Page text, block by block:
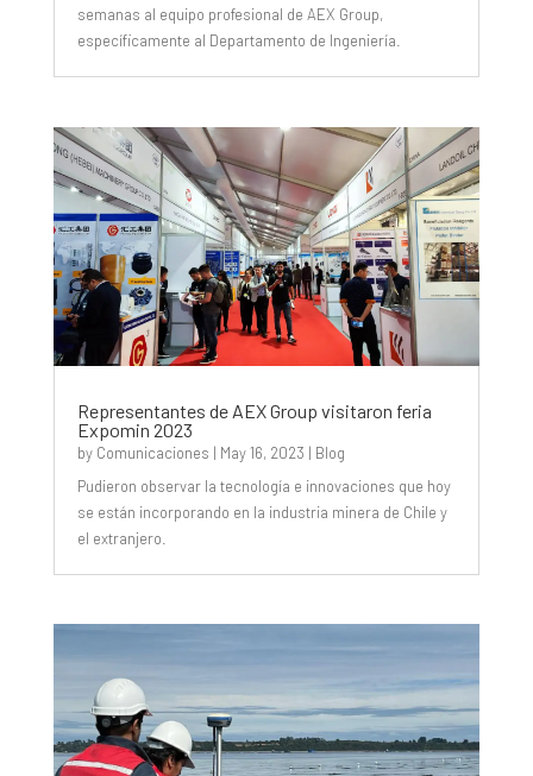
semanas al equipo profesional de AEX Group,
específicamente al Departamento de Ingeniería.
Representantes de AEX Group visitaron feria
Expomin 2023
by Comunicaciones | May 16, 2023 | Blog
Pudieron observar la tecnología e innovaciones que hoy
se están incorporando en la industria minera de Chile y
el extranjero.